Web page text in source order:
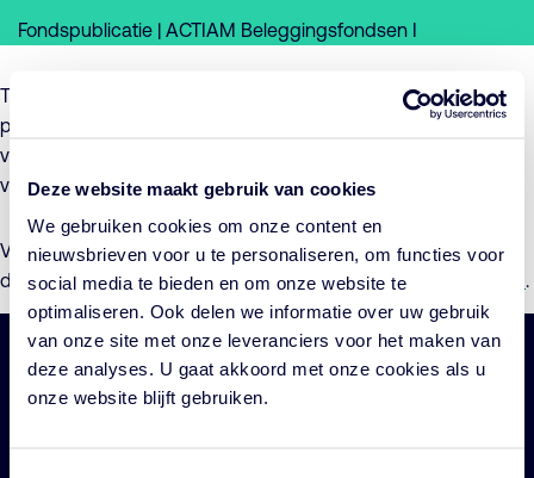
Deze website maakt gebruik van cookies
We gebruiken cookies om onze content en
nieuwsbrieven voor u te personaliseren, om functies voor
social media te bieden en om onze website te
optimaliseren. Ook delen we informatie over uw gebruik
van onze site met onze leveranciers voor het maken van
deze analyses. U gaat akkoord met onze cookies als u
onze website blijft gebruiken.
Fondspublicatie | ACTIAM Beleggingsfondsen I
Tijdens de jaarlijkse algemene vergaderingen van
participanten zijn de dividendbedragen van de (sub)fondsen
van ACTIAM Beleggingsfondsen I over het boekjaar 2022
vastgesteld.
Voor verdere informatie over de dividendbedragen en de
datum van uitkering wordt verwezen naar de Toelichting (pdf) .
Belangrijke
Navigatie